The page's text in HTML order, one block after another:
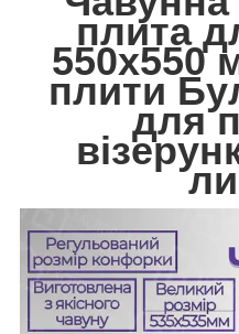
плита
550х550
плити
для